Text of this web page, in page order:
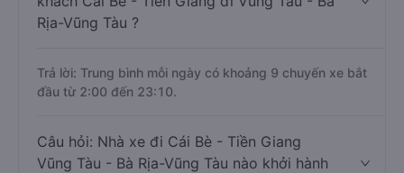
Rịa-Vũng Tàu ?
Trả lời: Trung bình mỗi ngày có khoảng 9 chuyến xe bắt
đầu từ 2:00 đến 23:10.
Câu hỏi: Nhà xe đi Cái Bè - Tiền Giang
Vũng Tàu - Bà Rịa-Vũng Tàu nào khởi hành